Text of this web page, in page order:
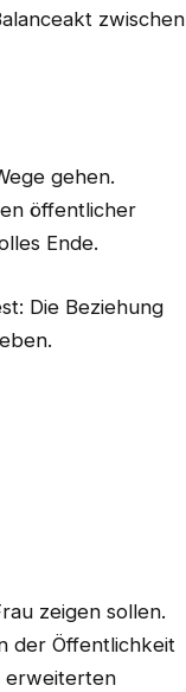
zwischen
gehen.
öffentlicher
Ende.
Die Beziehung
zeigen sollen.
der Öffentlichkeit
erweiterten